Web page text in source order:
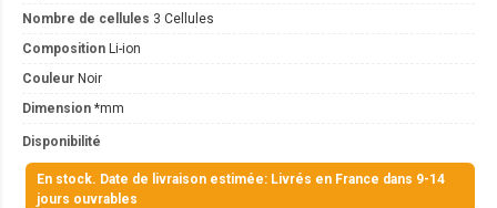
Nombre de cellules 3 Cellules
Composition Li-ion
Couleur Noir
Dimension *mm
Disponibilité
En stock. Date de livraison estimée: Livrés en France dans 9-14
jours ouvrables